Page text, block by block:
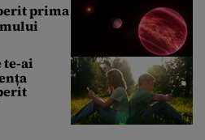
prima
te-ai